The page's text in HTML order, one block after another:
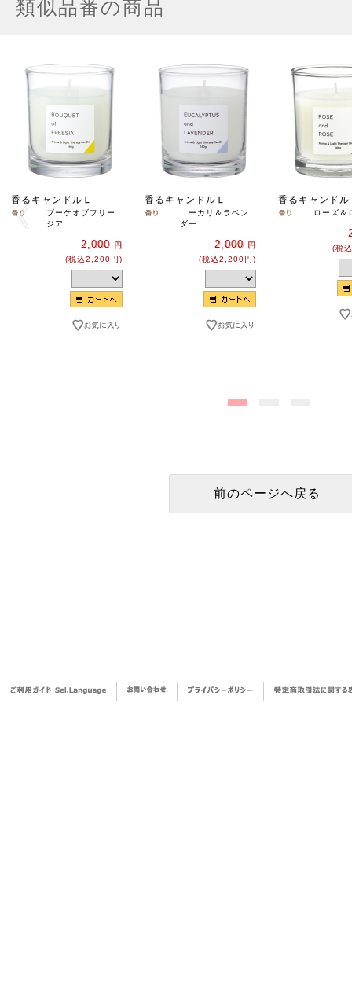
類似品番の商品
香るキャンドルＬ
ブーケオブフリー
ジア
2,000 円
(税込2,200円)
香るキャンドルＬ
ユーカリ＆ラベン
ダー
2,000 円
(税込2,200円)
香るキャンド
ローズ＆
(税